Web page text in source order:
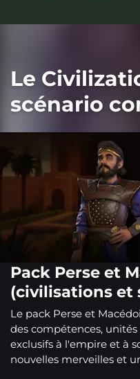
Le
scénario
Pack Perse et
(civilisations et
Le pack Perse et
des compétences,
exclusifs à l'empire et à
nouvelles merveilles et